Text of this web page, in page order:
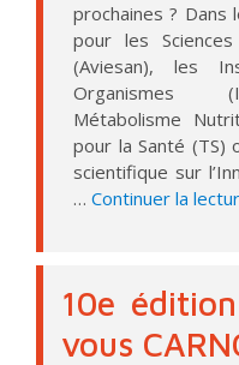
prochaines ? Dans
pour les
(Aviesan), les
Organismes
Métabolisme
pour la Santé (TS)
scientifique sur
… Continuer la
10e
vous